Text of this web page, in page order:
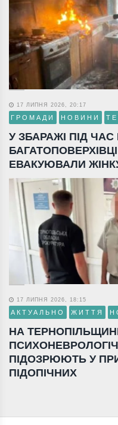
17 ЛИПНЯ 2026, 20:17
ГРОМАДИ НОВИНИ
У ЗБАРАЖІ ПІД
ЕВАКУЮВАЛИ
17 ЛИПНЯ 2026, 18:15
АКТУАЛЬНО ЖИТТЯ
НА
ПІДОЗРЮЮТЬ У
ПІДОПІЧНИХ